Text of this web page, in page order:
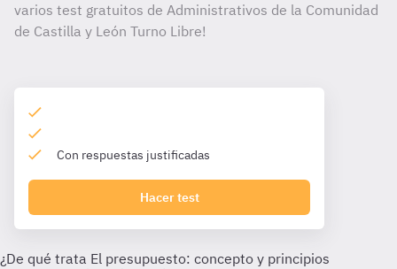
varios test gratuitos de Administrativos de la Comunidad
de Castilla y León Turno Libre!
Con respuestas justificadas
Hacer test